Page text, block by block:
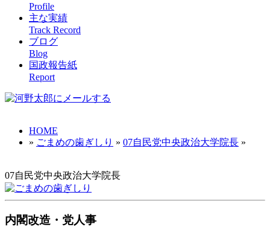
Profile
主な実績
Track Record
ブログ
Blog
国政報告紙
Report
HOME
» ごまめの歯ぎしり » 07自民党中央政治大学院長 »
07自民党中央政治大学院長
内閣改造・党人事